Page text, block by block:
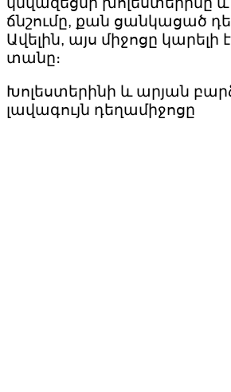
ճնշումը, քան ցանկացած
Ավելին, այս միջոցը
տանը։
Խոլեստերինի և արյան
լավագույն դեղամիջոցը